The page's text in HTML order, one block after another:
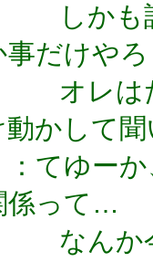
て、
事だけや
だハ
動かして
てゆーか
係って…
後何